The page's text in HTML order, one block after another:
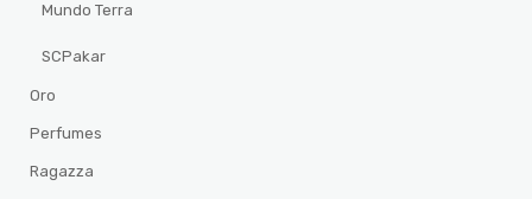
Mundo Terra
SCPakar
Oro
Perfumes
Ragazza